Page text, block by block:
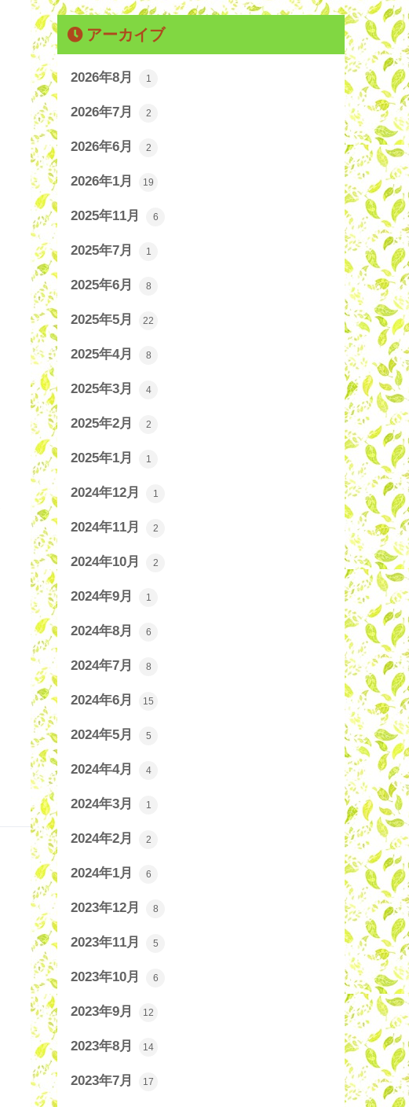
アーカイブ
2026年8月 1
2026年7月 2
2026年6月 2
2026年1月 19
2025年11月 6
2025年7月 1
2025年6月 8
2025年5月 22
2025年4月 8
2025年3月 4
2025年2月 2
2025年1月 1
2024年12月 1
2024年11月 2
2024年10月 2
2024年9月 1
2024年8月 6
2024年7月 8
2024年6月 15
2024年5月 5
2024年4月 4
2024年3月 1
2024年2月 2
2024年1月 6
2023年12月 8
2023年11月 5
2023年10月 6
2023年9月 12
2023年8月 14
2023年7月 17